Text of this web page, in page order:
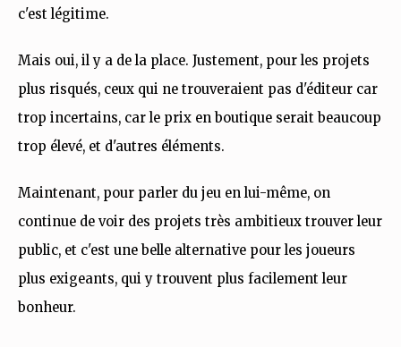
c'est légitime.
Mais oui, il y a de la place. Justement, pour les projets
plus risqués, ceux qui ne trouveraient pas d'éditeur car
trop incertains, car le prix en boutique serait beaucoup
trop élevé, et d'autres éléments.
Maintenant, pour parler du jeu en lui-même, on
continue de voir des projets très ambitieux trouver leur
public, et c'est une belle alternative pour les joueurs
plus exigeants, qui y trouvent plus facilement leur
bonheur.